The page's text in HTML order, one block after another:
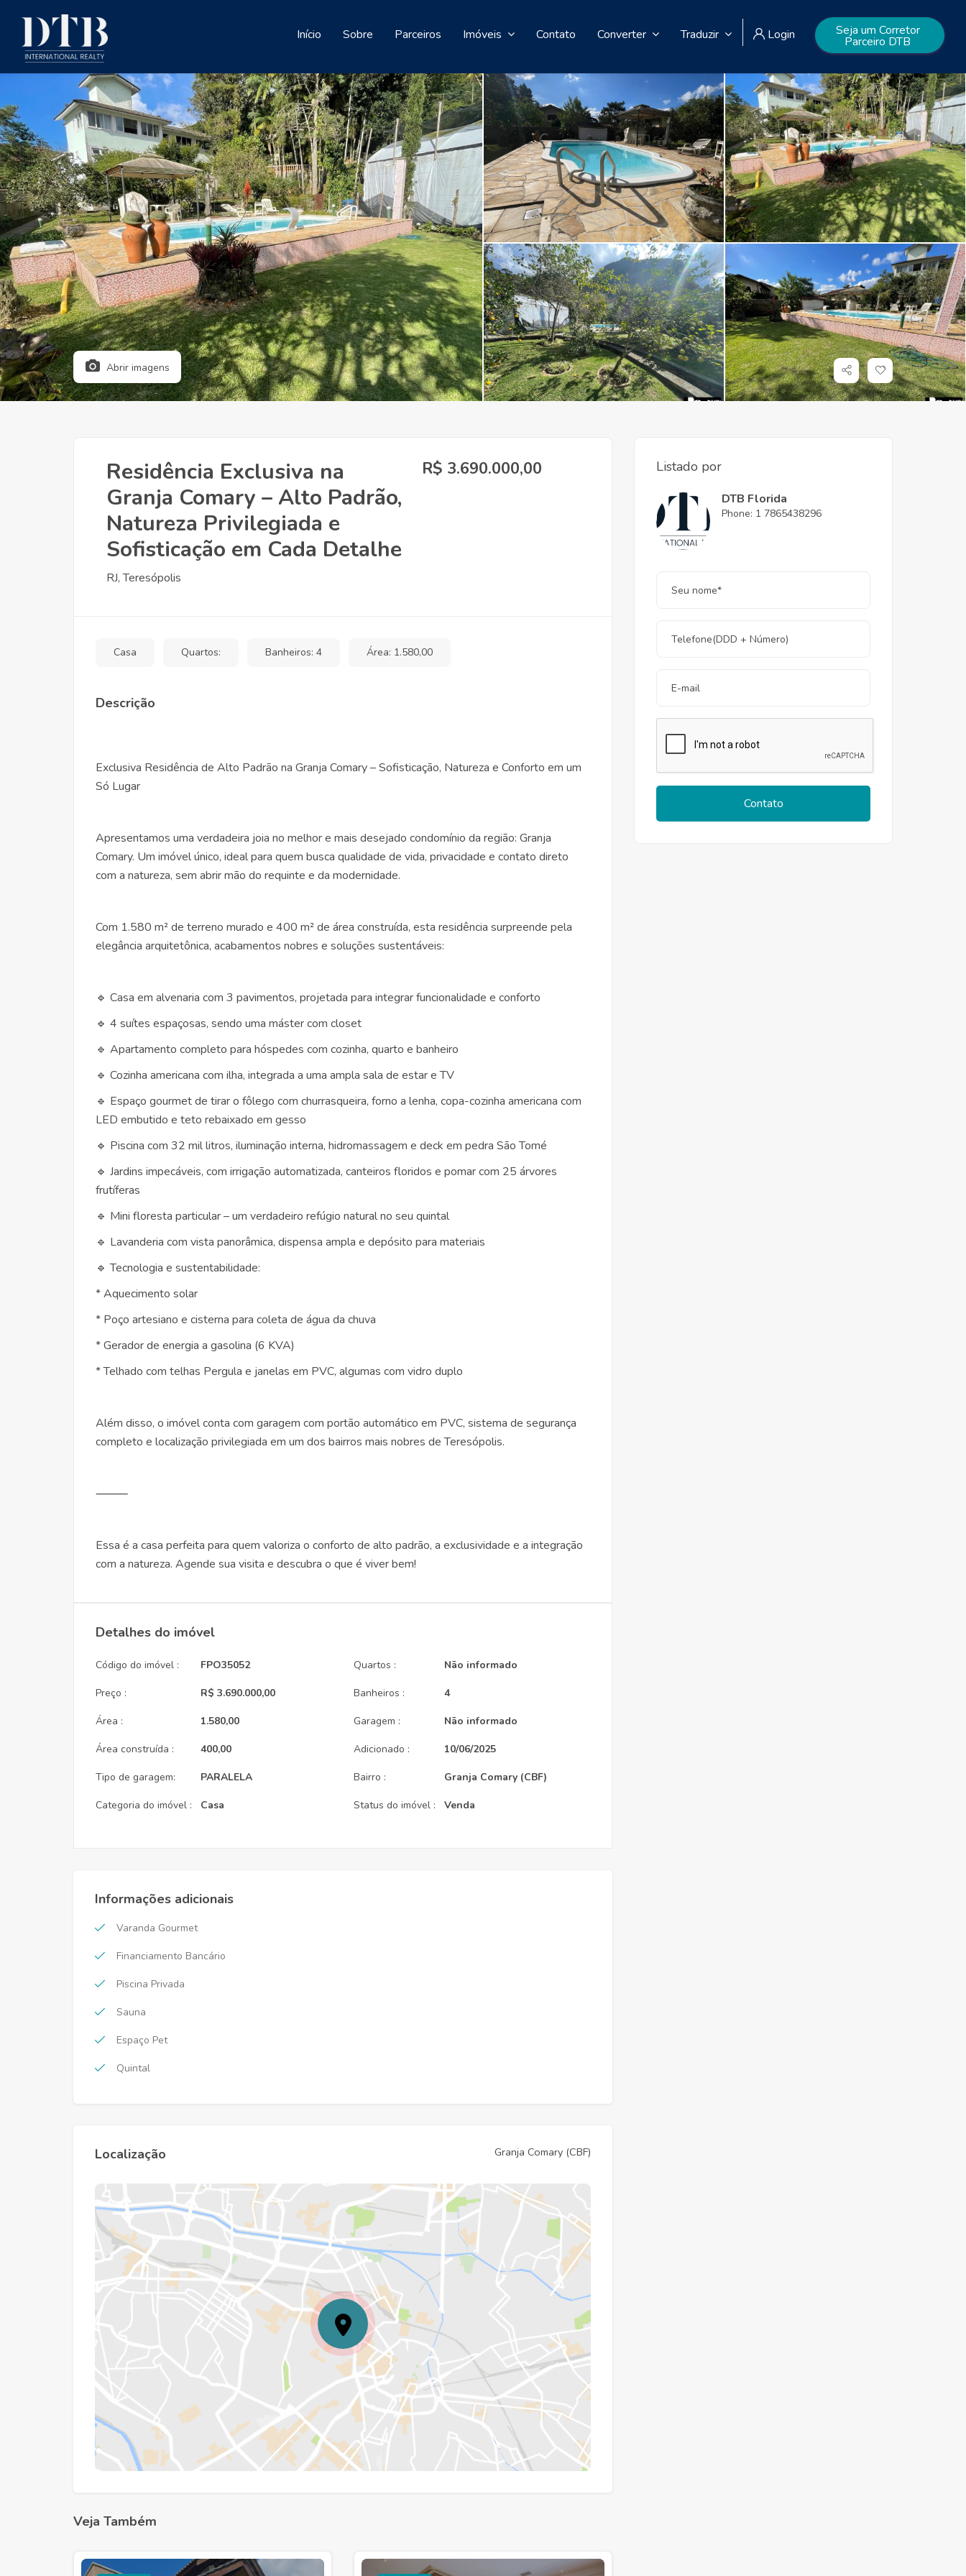
Início Sobre Parceiros Imóveis Contato Converter Traduzir Login Seja um Corretor
Parceiro DTB
Abrir imagens
Residência Exclusiva na
Granja Comary – Alto Padrão,
Natureza Privilegiada e
Sofisticação em Cada Detalhe
RJ, Teresópolis
R$ 3.690.000,00
Casa Quartos: Banheiros: 4 Área: 1.580,00
Descrição
Exclusiva Residência de Alto Padrão na Granja Comary – Sofisticação, Natureza e Conforto em um
Só Lugar
Apresentamos uma verdadeira joia no melhor e mais desejado condomínio da região: Granja
Comary. Um imóvel único, ideal para quem busca qualidade de vida, privacidade e contato direto
com a natureza, sem abrir mão do requinte e da modernidade.
Com 1.580 m² de terreno murado e 400 m² de área construída, esta residência surpreende pela
elegância arquitetônica, acabamentos nobres e soluções sustentáveis:
🔹 Casa em alvenaria com 3 pavimentos, projetada para integrar funcionalidade e conforto
🔹 4 suítes espaçosas, sendo uma máster com closet
🔹 Apartamento completo para hóspedes com cozinha, quarto e banheiro
🔹 Cozinha americana com ilha, integrada a uma ampla sala de estar e TV
🔹 Espaço gourmet de tirar o fôlego com churrasqueira, forno a lenha, copa-cozinha americana com
LED embutido e teto rebaixado em gesso
🔹 Piscina com 32 mil litros, iluminação interna, hidromassagem e deck em pedra São Tomé
🔹 Jardins impecáveis, com irrigação automatizada, canteiros floridos e pomar com 25 árvores
frutíferas
🔹 Mini floresta particular – um verdadeiro refúgio natural no seu quintal
🔹 Lavanderia com vista panorâmica, dispensa ampla e depósito para materiais
🔹 Tecnologia e sustentabilidade:
* Aquecimento solar
* Poço artesiano e cisterna para coleta de água da chuva
* Gerador de energia a gasolina (6 KVA)
* Telhado com telhas Pergula e janelas em PVC, algumas com vidro duplo
Além disso, o imóvel conta com garagem com portão automático em PVC, sistema de segurança
completo e localização privilegiada em um dos bairros mais nobres de Teresópolis.
⸻
Essa é a casa perfeita para quem valoriza o conforto de alto padrão, a exclusividade e a integração
com a natureza. Agende sua visita e descubra o que é viver bem!
Detalhes do imóvel
Código do imóvel :
Preço :
Área :
Área construída :
Tipo de garagem:
Categoria do imóvel :
FPO35052
R$ 3.690.000,00
1.580,00
400,00
PARALELA
Casa
Quartos :
Banheiros :
Garagem :
Adicionado :
Bairro :
Status do imóvel :
Não informado
4
Não informado
10/06/2025
Granja Comary (CBF)
Venda
Informações adicionais
Varanda Gourmet
Financiamento Bancário
Piscina Privada
Sauna
Espaço Pet
Quintal
Localização Granja Comary (CBF)
Veja Também
Listado por
DTB Florida
Phone: 1 7865438296
Contato